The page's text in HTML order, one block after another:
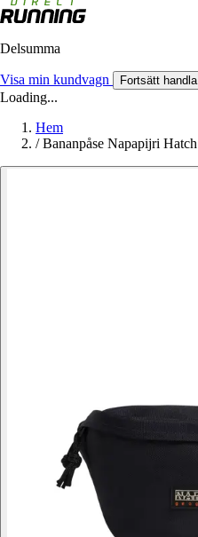
Delsumma
Visa min kundvagn Fortsätt handla
Loading...
Hem
/ Bananpåse Napapijri Hatch